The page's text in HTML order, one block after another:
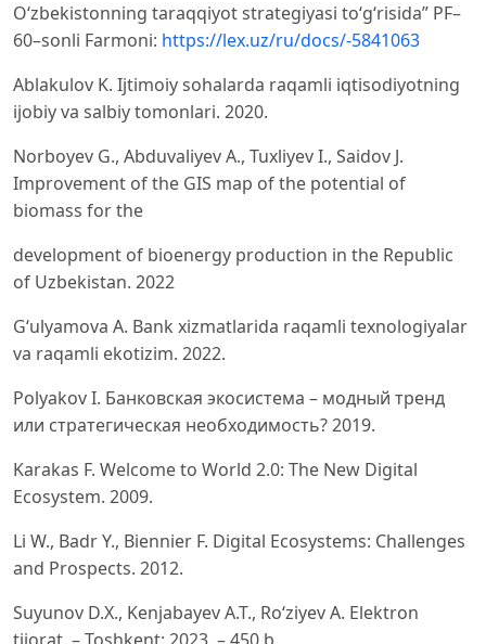
O‘zbekistonning taraqqiyot strategiyasi to‘g‘risida” PF–
60–sonli Farmoni: https://lex.uz/ru/docs/-5841063
Ablakulov K. Ijtimoiy sohalarda raqamli iqtisodiyotning
ijobiy va salbiy tomonlari. 2020.
Norboyev G., Abduvaliyev A., Tuxliyev I., Saidov J.
Improvement of the GIS map of the potential of
biomass for the
development of bioenergy production in the Republic
of Uzbekistan. 2022
G‘ulyamova A. Bank xizmatlarida raqamli texnologiyalar
va raqamli ekotizim. 2022.
Polyakov I. Банковская экосистема – модный тренд
или стратегическая необходимость? 2019.
Karakas F. Welcome to World 2.0: The New Digital
Ecosystem. 2009.
Li W., Badr Y., Biennier F. Digital Ecosystems: Challenges
and Prospects. 2012.
Suyunov D.X., Kenjabayev A.T., Ro‘ziyev A. Elektron